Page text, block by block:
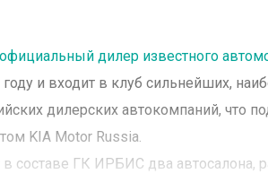
официальный дилер известного
и входит в клуб сильнейших,
дилерских автокомпаний, что
KIA Motor Russia.
составе ГК ИРБИС два автосалона,